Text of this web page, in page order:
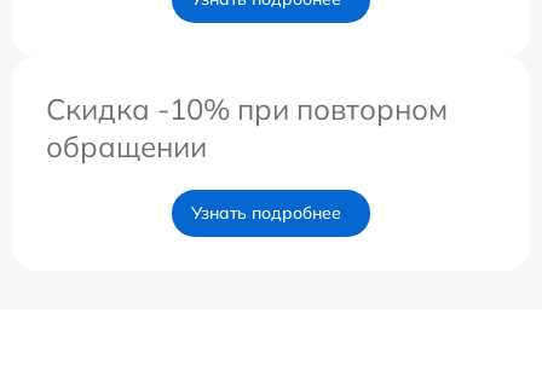
Скидка -10% при повторном
обращении
Узнать подробнее